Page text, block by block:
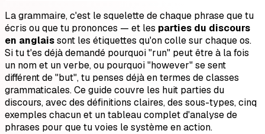
La grammaire, c'est le squelette de chaque phrase que tu
écris ou que tu prononces — et les parties du discours
en anglaissont les étiquettes qu'on colle sur chaque os.
Si tu t'es déjà demandé pourquoi "run" peut être à la fois
un nom et un verbe, ou pourquoi "however" se sent
différent de "but", tu penses déjà en termes de classes
grammaticales. Ce guide couvre les huit parties du
discours, avec des définitions claires, des sous-types, cinq
exemples chacun et un tableau complet d'analyse de
phrases pour que tu voies le système en action.